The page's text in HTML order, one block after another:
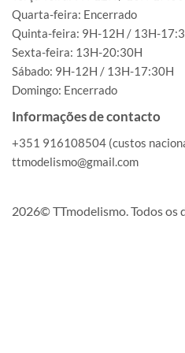
Quarta-feira: Encerrado
Quinta-feira: 9H-12H / 13H-
Sexta-feira: 13H-20:30H
Sábado: 9H-12H / 13H-17:30H
Domingo: Encerrado
Informações de contacto
+351 916108504 (custos
ttmodelismo@gmail.com
2026© TTmodelismo. Todos os